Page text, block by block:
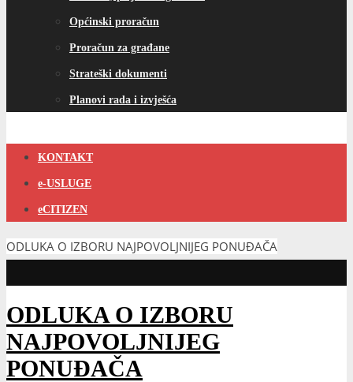
Općinski proračun
Proračun za građane
Strateški dokumenti
Planovi rada i izvješća
KONTAKT
e-USLUGE
eCITIZEN
ODLUKA O IZBORU NAJPOVOLJNIJEG PONUĐAČA
ODLUKA O IZBORU
NAJPOVOLJNIJEG
PONUĐAČA